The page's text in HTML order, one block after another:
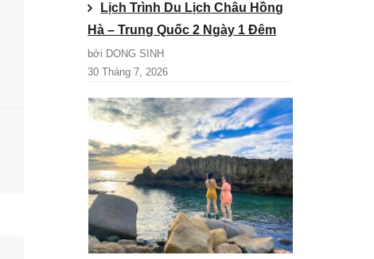
Lịch Trình Du Lịch Châu Hồng
Hà – Trung Quốc 2 Ngày 1 Đêm
bởi DONG SINH
30 Tháng 7, 2026